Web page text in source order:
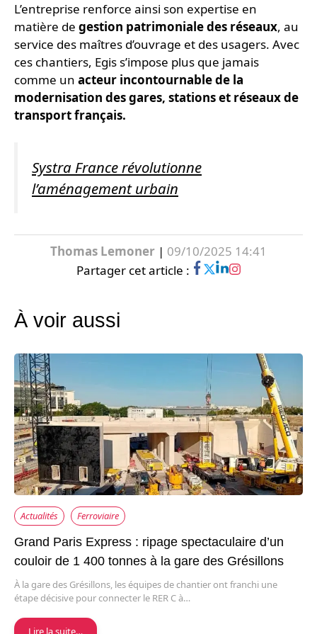
L’entreprise renforce ainsi son expertise en
matière de gestion patrimoniale des réseaux, au
service des maîtres d’ouvrage et des usagers. Avec
ces chantiers, Egis s’impose plus que jamais
comme un acteur incontournable de la
modernisation des gares, stations et réseaux de
transport français.
Systra France révolutionne
l’aménagement urbain
Thomas Lemoner | 09/10/2025 14:41
Partager cet article :
À voir aussi
Actualités Ferroviaire
Grand Paris Express : ripage spectaculaire d’un
couloir de 1 400 tonnes à la gare des Grésillons
À la gare des Grésillons, les équipes de chantier ont franchi une
étape décisive pour connecter le RER C à…
Lire la suite…